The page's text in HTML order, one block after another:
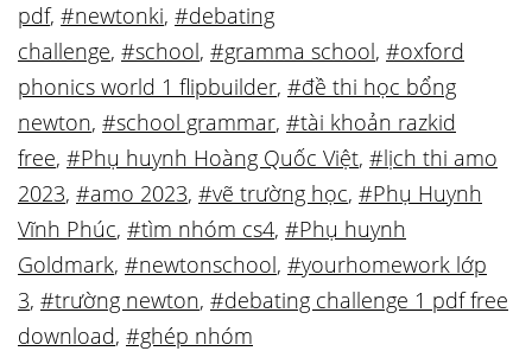
pdf, #newtonki, #debating
challenge, #school, #gramma school, #oxford
phonics world 1 flipbuilder, #đề thi học bổng
newton, #school grammar, #tài khoản razkid
free, #Phụ huynh Hoàng Quốc Việt, #lịch thi amo
2023, #amo 2023, #vẽ trường học, #Phụ Huynh
Vĩnh Phúc, #tìm nhóm cs4, #Phụ huynh
Goldmark, #newtonschool, #yourhomework lớp
3, #trường newton, #debating challenge 1 pdf free
download, #ghép nhóm